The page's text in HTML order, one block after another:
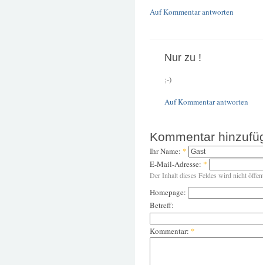
Auf Kommentar antworten
Nur zu !
;-)
Auf Kommentar antworten
Kommentar
Ihr Name: *
E-Mail-Adresse: *
Der Inhalt dieses Feldes wird nicht
Homepage:
Betreff:
Kommentar: *